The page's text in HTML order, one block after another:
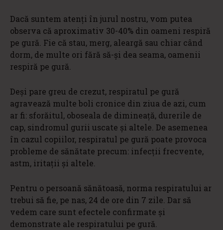
Dacă suntem atenţi în jurul nostru, vom putea
observa că aproximativ 30-40% din oameni respiră
pe gură. Fie că stau, merg, aleargă sau chiar când
dorm, de multe ori fără să-şi dea seama, oamenii
respiră pe gură.
Deşi pare greu de crezut, respiratul pe gură
agravează multe boli cronice din ziua de azi, cum
ar fi: sforăitul, oboseala de dimineață, durerile de
cap, sindromul gurii uscate şi altele. De asemenea
în cazul copiilor, respiratul pe gură poate provoca
probleme de sănătate precum: infecţii frecvente,
astm, iritaţii şi altele.
Pentru o persoană sănătoasă, norma respiratului ar
trebui să fie, pe nas, 24 de ore din 7 zile. Dar să
vedem care sunt efectele confirmate şi
demonstrate ale respiratului pe gură.